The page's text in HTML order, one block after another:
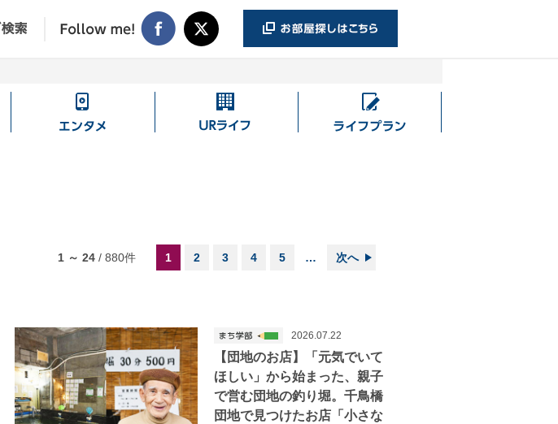
エ
UR
ラ
1 ～ 24 / 880件 1 2 3 4 5 … 次へ
【団地のお店】「元気でいて
ほしい」から始まった、親子
で営む団地の釣り堀。千鳥橋
団地で見つけたお店「小さな
2026.07.22